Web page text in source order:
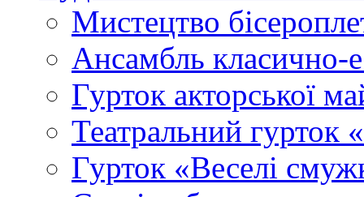
Мистецтво
Ансамбль класично-
Гурток акторської
Театральний гурток
Гурток «Веселі